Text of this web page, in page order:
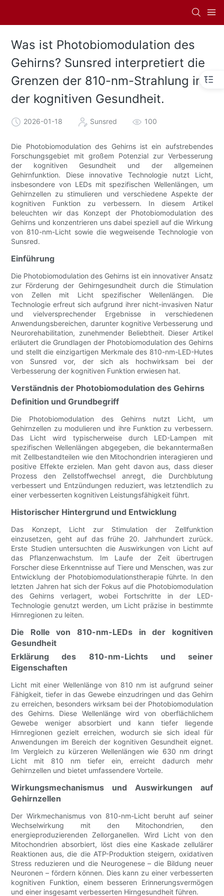
Was ist Photobiomodulation des
Gehirns? Sunsred interpretiert die
Grenzen der 810-nm-Strahlung in
der kognitiven Gesundheit.
2026-01-18 Sunsred 100
Die Photobiomodulation des Gehirns ist ein aufstrebendes
Forschungsgebiet mit großem Potenzial zur Verbesserung
der kognitiven Gesundheit und der allgemeinen
Gehirnfunktion. Diese innovative Technologie nutzt Licht,
insbesondere von LEDs mit spezifischen Wellenlängen, um
Gehirnzellen zu stimulieren und verschiedene Aspekte der
kognitiven Funktion zu verbessern. In diesem Artikel
beleuchten wir das Konzept der Photobiomodulation des
Gehirns und konzentrieren uns dabei speziell auf die Wirkung
von 810-nm-Licht sowie die wegweisende Technologie von
Sunsred.
Einführung
Die Photobiomodulation des Gehirns ist ein innovativer Ansatz
zur Förderung der Gehirngesundheit durch die Stimulation
von Zellen mit Licht spezifischer Wellenlängen. Die
Technologie erfreut sich aufgrund ihrer nicht-invasiven Natur
und vielversprechender Ergebnisse in verschiedenen
Anwendungsbereichen, darunter kognitive Verbesserung und
Neurorehabilitation, zunehmender Beliebtheit. Dieser Artikel
erläutert die Grundlagen der Photobiomodulation des Gehirns
und stellt die einzigartigen Merkmale des 810-nm-LED-Hutes
von Sunsred vor, der sich als hochwirksam bei der
Verbesserung der kognitiven Funktion erwiesen hat.
Verständnis der Photobiomodulation des Gehirns
Definition und Grundbegriff
Die Photobiomodulation des Gehirns nutzt Licht, um
Gehirnzellen zu modulieren und ihre Funktion zu verbessern.
Das Licht wird typischerweise durch LED-Lampen mit
spezifischen Wellenlängen abgegeben, die bekanntermaßen
mit Zellbestandteilen wie den Mitochondrien interagieren und
positive Effekte erzielen. Man geht davon aus, dass dieser
Prozess den Zellstoffwechsel anregt, die Durchblutung
verbessert und Entzündungen reduziert, was letztendlich zu
einer verbesserten kognitiven Leistungsfähigkeit führt.
Historischer Hintergrund und Entwicklung
Das Konzept, Licht zur Stimulation der Zellfunktion
einzusetzen, geht auf das frühe 20. Jahrhundert zurück.
Erste Studien untersuchten die Auswirkungen von Licht auf
das Pflanzenwachstum. Im Laufe der Zeit übertrugen
Forscher diese Erkenntnisse auf Tiere und Menschen, was zur
Entwicklung der Photobiomodulationstherapie führte. In den
letzten Jahren hat sich der Fokus auf die Photobiomodulation
des Gehirns verlagert, wobei Fortschritte in der LED-
Technologie genutzt werden, um Licht präzise in bestimmte
Hirnregionen zu leiten.
Die Rolle von 810-nm-LEDs in der kognitiven
Gesundheit
Erklärung des 810-nm-Lichts und seiner
Eigenschaften
Licht mit einer Wellenlänge von 810 nm ist aufgrund seiner
Fähigkeit, tiefer in das Gewebe einzudringen und das Gehirn
zu erreichen, besonders wirksam bei der Photobiomodulation
des Gehirns. Diese Wellenlänge wird von oberflächlichem
Gewebe weniger absorbiert und kann tiefer liegende
Hirnregionen gezielt erreichen, wodurch sie sich ideal für
Anwendungen im Bereich der kognitiven Gesundheit eignet.
Im Vergleich zu kürzeren Wellenlängen wie 630 nm dringt
Licht mit 810 nm tiefer ein, erreicht dadurch mehr
Gehirnzellen und bietet umfassendere Vorteile.
Wirkungsmechanismus und Auswirkungen auf
Gehirnzellen
Der Wirkmechanismus von 810-nm-Licht beruht auf seiner
Wechselwirkung mit den Mitochondrien, den
energieproduzierenden Zellorganellen. Wird Licht von den
Mitochondrien absorbiert, löst dies eine Kaskade zellulärer
Reaktionen aus, die die ATP-Produktion steigern, oxidativen
Stress reduzieren und die Neurogenese – die Bildung neuer
Neuronen – fördern können. Dies kann zu einer verbesserten
kognitiven Funktion, einem besseren Erinnerungsvermögen
und einer insgesamt verbesserten Hirngesundheit führen.